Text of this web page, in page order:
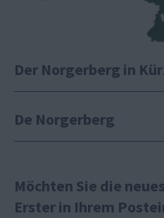
Der Norgerberg in
De Norgerberg
Möchten Sie die
Erster in Ihrem